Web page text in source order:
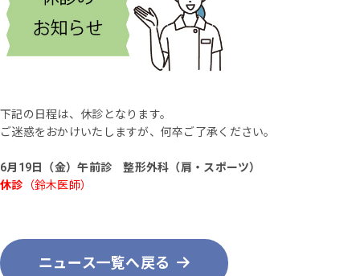
下記の日程は、休診となります。
ご迷惑をおかけいたしますが、何卒ご了承ください。
6月19日（金）午前診 整形外科（肩・スポーツ）
休診 （鈴木医師）
ニュース一覧へ戻る